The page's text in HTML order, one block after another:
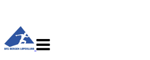
navigasjon